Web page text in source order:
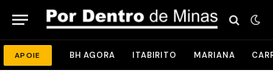
APOIE BH AGORA ITABIRITO MARIANA